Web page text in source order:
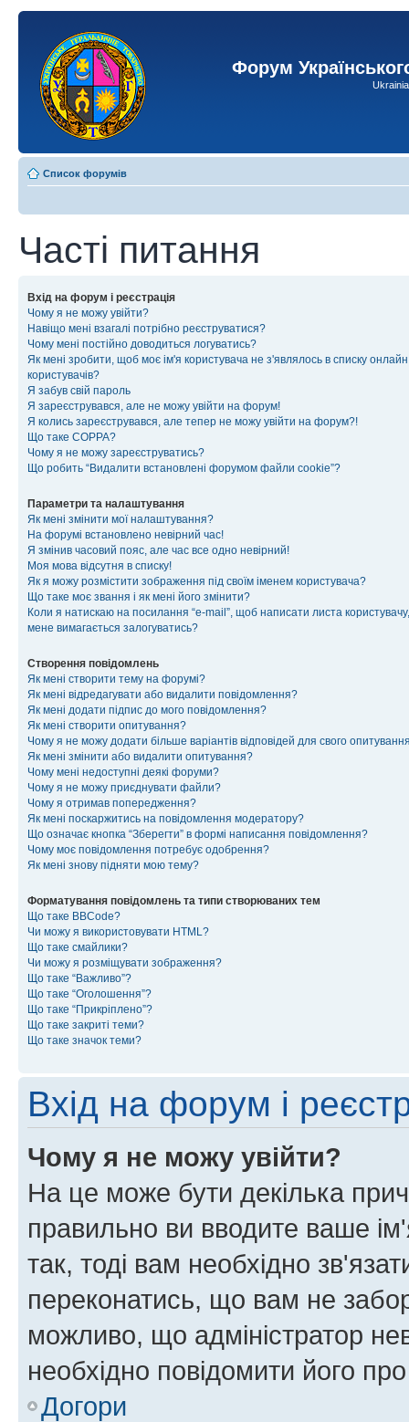
Форум
Список форумів
Часті питання
Вхід на форум і реєстрація
Чому я не можу увійти?
Навіщо мені взагалі потрібно реєструватися?
Чому мені постійно доводиться логуватись?
Як мені зробити, щоб моє ім'я користувача не з'являлось в списку онлайн
користувачів?
Я забув свій пароль
Я зареєструвався, але не можу увійти на форум!
Я колись зареєструвався, але тепер не можу увійти на форум?!
Що таке COPPA?
Чому я не можу зареєструватись?
Що робить “Видалити встановлені форумом файли cookie”?
Параметри та налаштування
Як мені змінити мої налаштування?
На форумі встановлено невірний час!
Я змінив часовий пояс, але час все одно невірний!
Моя мова відсутня в списку!
Як я можу розмістити зображення під своїм іменем користувача?
Що таке моє звання і як мені його змінити?
Коли я натискаю на посилання “e-mail”, щоб написати листа користувачу,
мене вимагається залогуватись?
Створення повідомлень
Як мені створити тему на форумі?
Як мені відредагувати або видалити повідомлення?
Як мені додати підпис до мого повідомлення?
Як мені створити опитування?
Чому я не можу додати більше варіантів відповідей для свого
Як мені змінити або видалити опитування?
Чому мені недоступні деякі форуми?
Чому я не можу приєднувати файли?
Чому я отримав попередження?
Як мені поскаржитись на повідомлення модератору?
Що означає кнопка “Зберегти” в формі написання повідомлення?
Чому моє повідомлення потребує одобрення?
Як мені знову підняти мою тему?
Форматування повідомлень та типи створюваних тем
Що таке BBCode?
Чи можу я використовувати HTML?
Що таке смайлики?
Чи можу я розміщувати зображення?
Що таке “Важливо”?
Що таке “Оголошення”?
Що таке “Прикріплено”?
Що таке закриті теми?
Що таке значок теми?
Вхід на форум і
Чому я не можу увійти?
На це може бути декілька
правильно ви вводите ваше
так, тоді вам необхідно
переконатись, що вам не
можливо, що адміністратор
необхідно повідомити його
Догори